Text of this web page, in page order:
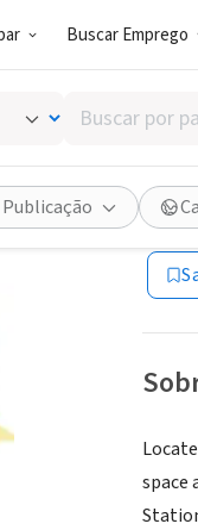
Buscar Emprego
Buscar
por
palavra-
chave,
habilidades
ou
interesses
space